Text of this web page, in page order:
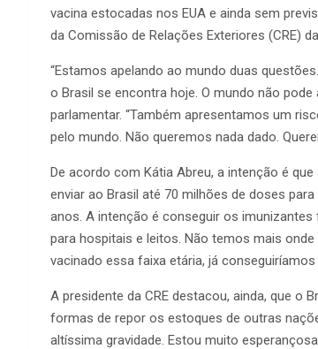
vacina estocadas nos EUA e ainda sem
da Comissão de Relações Exteriores (CRE)
“Estamos apelando ao mundo duas
o Brasil se encontra hoje. O mundo não
parlamentar. “Também apresentamos um
pelo mundo. Não queremos nada dado.
De acordo com Kátia Abreu, a intenção é
enviar ao Brasil até 70 milhões de doses
anos. A intenção é conseguir os
para hospitais e leitos. Não temos mais
vacinado essa faixa etária, já
A presidente da CRE destacou, ainda, que o
formas de repor os estoques de outras
altíssima gravidade. Estou muito